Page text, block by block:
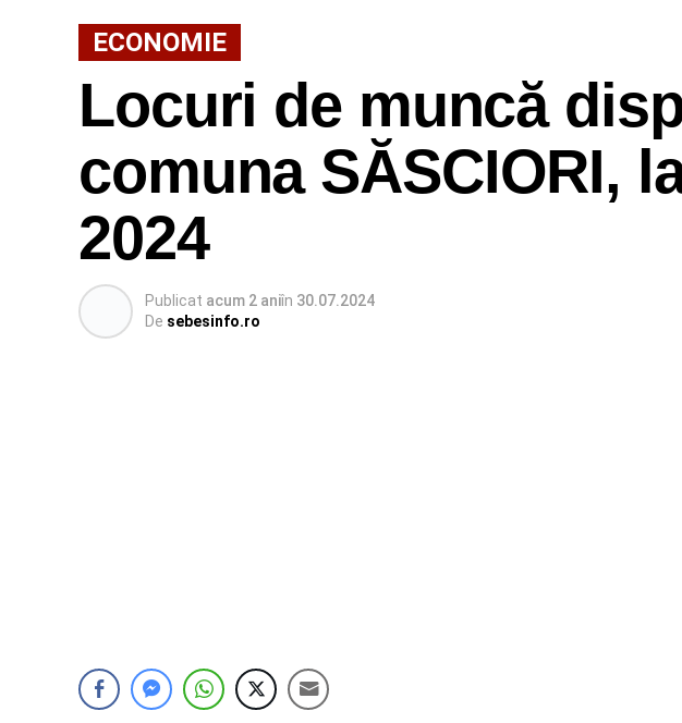
ECONOMIE
Locuri de muncă
comuna SĂSCIORI,
2024
Publicat acum 2 aniîn 30.07.2024
De sebesinfo.ro